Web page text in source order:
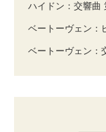
ハイドン：交響曲
ベートーヴェン：
ベートーヴェン：